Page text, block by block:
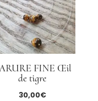
FINE Œil
de tigre
30,00€